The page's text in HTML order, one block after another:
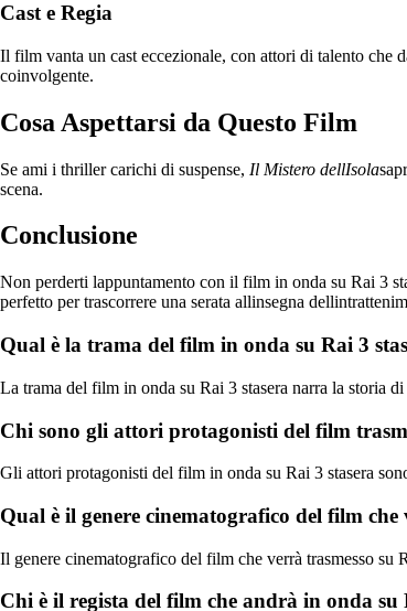
Cast e Regia
Il film vanta un cast eccezionale, con attori di talento che
coinvolgente.
Cosa Aspettarsi da Questo Film
Se ami i thriller carichi di suspense, Il Mistero dellIsola
scena.
Conclusione
Non perderti lappuntamento con il film in onda su Rai 3
perfetto per trascorrere una serata allinsegna
Qual è la trama del film in onda su Rai 3
La trama del film in onda su Rai 3 stasera narra la storia
Chi sono gli attori protagonisti del film
Gli attori protagonisti del film in onda su Rai 3 stasera
Qual è il genere cinematografico del film che
Il genere cinematografico del film che verrà trasmesso su
Chi è il regista del film che andrà in onda su